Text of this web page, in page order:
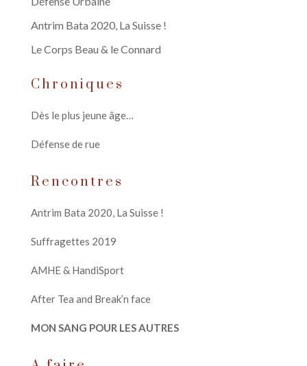
Antrim Bata 2020, La Suisse !
Le Corps Beau & le Connard
Chroniques
Dès le plus jeune âge…
Défense de rue
Rencontres
Antrim Bata 2020, La Suisse !
Suffragettes 2019
AMHE & HandiSport
After Tea and Break’n face
MON SANG POUR LES AUTRES